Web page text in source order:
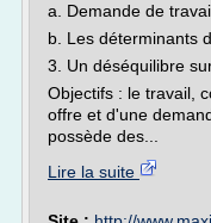
a. Demande de
b. Les déterminants
3. Un déséquilibre
Objectifs : le travail,
offre et d'une
possède des...
Lire la suite